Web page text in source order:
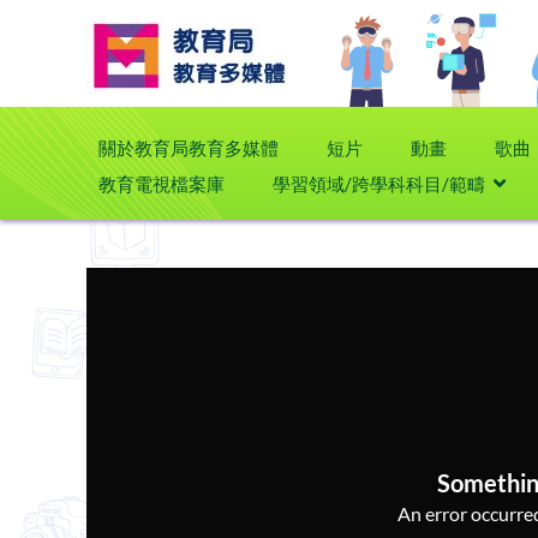
關於教育局教育多媒體 短片 動畫
歌曲
教育電視檔案庫
學習領域/跨學科科目/範疇
An error